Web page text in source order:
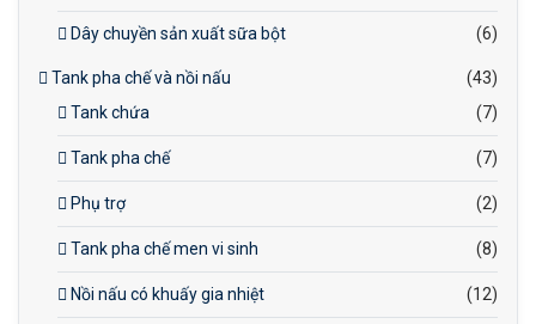
Dây chuyền sản xuất sữa bột (6)
Tank pha chế và nồi nấu
(43)
Tank chứa
(7)
Tank pha chế (7)
Phụ trợ (2)
Tank pha chế men vi sinh (8)
Nồi nấu có khuấy gia nhiệt (12)